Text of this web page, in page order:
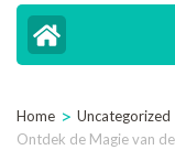
Home > Uncategorized
Ontdek de Magie van